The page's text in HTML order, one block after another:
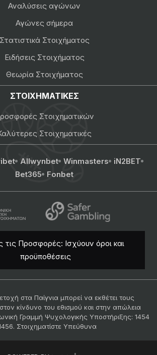
Αναλύσεις αγώνων
Αγώνες σήμερα
Στατιστικά Στοιχήματος
Ειδήσεις Στοιχήματος
Θεωρία Στοιχήματος
ΣΤΟΙΧΗΜΑΤΙΚΕΣ
Στοιχηματικών
Στοιχηματικές
Allwynbet Winmasters
iN2BET
Bet365
Fonbet
τις Προσφορές: Ισχύουν όροι και
προϋποθέσεις
στα Παίγνια μπορεί να εκθέτει τους
κίνδυνο του εθισμού και στην απώλεια
Γραμμή Ψυχολογικής Υποστήριξης: 1454
Στοιχηματίστε Υπεύθυνα